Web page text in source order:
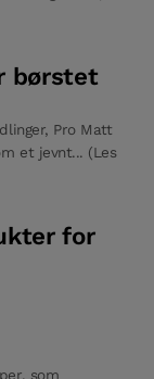
børstet
Pro Matt
et jevnt... (Les
for
som